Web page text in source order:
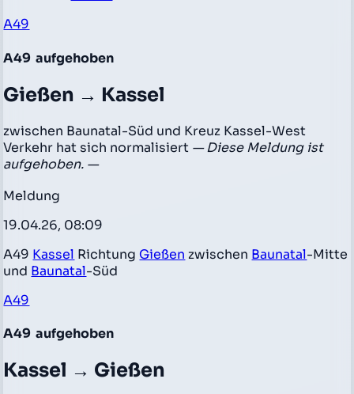
A49
A49 aufgehoben
Gießen → Kassel
zwischen Baunatal-Süd und Kreuz Kassel-West
Verkehr hat sich normalisiert — Diese Meldung ist
aufgehoben. —
Meldung
19.04.26, 08:09
A49 Kassel Richtung Gießen zwischen Baunatal-Mitte
und Baunatal-Süd
A49
A49 aufgehoben
Kassel → Gießen